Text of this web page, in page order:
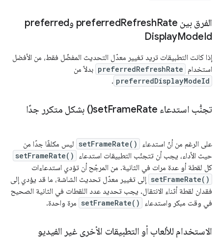
الفرق بين preferred RefreshRate وpreferred
DisplayModeId
إذا كانت التطبيقات تريد تغيير معدّل التحديث المفضّل فقط، من الأفضل
استخدام preferredRefreshRate بدلاً من
preferredDisplayModeId
.
تجنُّب استدعاء setFrameRate( ) بشكل متكرر جدًا
على الرغم من أنّ استدعاء setFrameRate() ليس مكلفًا جدًا من
حيث الأداء، يجب أن تتجنّب التطبيقات استدعاء
setFrameRate()
كل لقطة أو عدة مرات في الثانية. من المرجّح أن تؤدي استدعاءات
setFrameRate() إلى تغيير معدّل تحديث الشاشة، ما قد يؤدي إلى
فقدان لقطة أثناء الانتقال. يجب تحديد عدد اللقطات في الثانية الصحيح
في وقت مبكر واستدعاء
setFrameRate() مرة واحدة.
الاستخدام للألعاب أو التطبيقات الأخرى غير الفيديو